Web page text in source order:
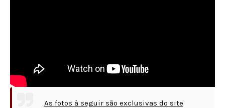
As fotos à seguir são exclusivas do site